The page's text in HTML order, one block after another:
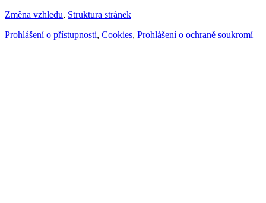
Změna vzhledu, Struktura stránek
Prohlášení o přístupnosti, Cookies, Prohlášení o ochraně soukromí